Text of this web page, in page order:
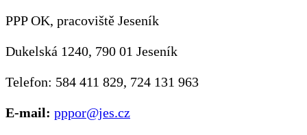
PPP OK, pracoviště Jeseník
Dukelská 1240, 790 01 Jeseník
Telefon: 584 411 829, 724 131 963
E-mail: pppor@jes.cz